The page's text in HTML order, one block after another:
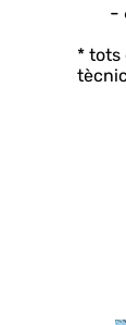
-
* tots
tècnic